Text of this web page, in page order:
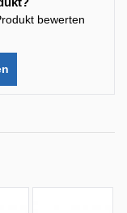
bewerten